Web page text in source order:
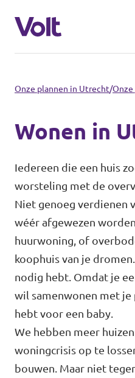
De communities
Volt Utrecht
Volt Utrecht
Volt Amersfoort
Volt Baarn
Volt De Bilt
Volt Houten
Volt Soest
Volt Utrecht (Stad)
Volt Woerden
Over Volt
Mensen
Nieuws
Agenda
Vacatures
Onze plannen in Utrecht/
Wonen in
Iedereen die een huis
worsteling met de
Niet genoeg verdienen
wéér afgewezen
huurwoning, of
koophuis van je
nodig hebt. Omdat je
wil samenwonen met
hebt voor een baby.
We hebben meer
woningcrisis op te
bouwen. Maar niet